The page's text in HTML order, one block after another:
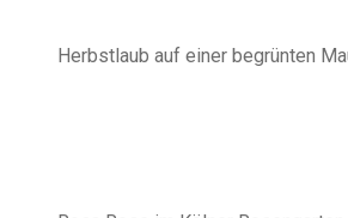
Herbstlaub auf einer begrünten